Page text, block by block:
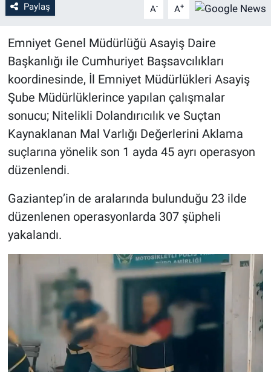
Paylaş A- A+
Emniyet Genel Müdürlüğü Asayiş Daire
Başkanlığı ile Cumhuriyet Başsavcılıkları
koordinesinde, İl Emniyet Müdürlükleri Asayiş
Şube Müdürlüklerince yapılan çalışmalar
sonucu; Nitelikli Dolandırıcılık ve Suçtan
Kaynaklanan Mal Varlığı Değerlerini Aklama
suçlarına yönelik son 1 ayda 45 ayrı operasyon
düzenlendi.
Gaziantep’in de aralarında bulunduğu 23 ilde
düzenlenen operasyonlarda 307 şüpheli
yakalandı.